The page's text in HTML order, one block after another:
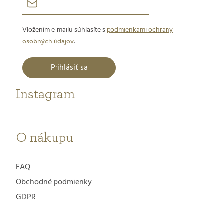
Vložením e-mailu súhlasíte spodmienkami ochrany
osobných údajov.
Prihlásiť sa
Instagram
O nákupu
FAQ
Obchodné podmienky
GDPR